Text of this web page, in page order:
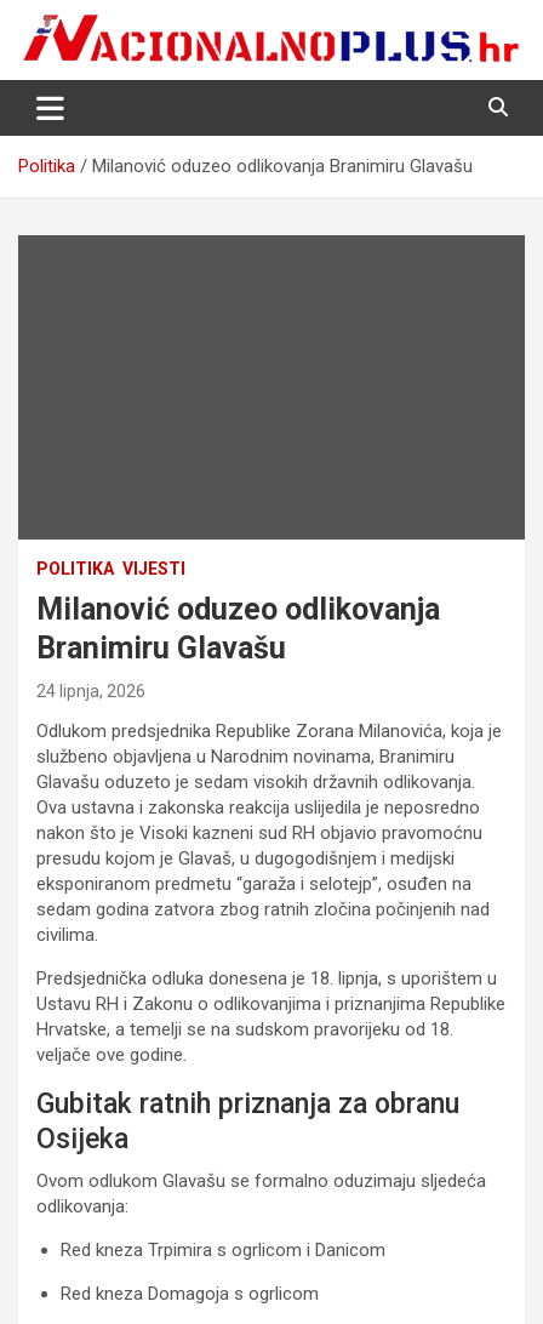
content
NacionalnoPlus.hr
Nacija želi znati više
Politika Milanović oduzeo odlikovanja Branimiru Glavašu
POLITIKA VIJESTI
Milanović oduzeo odlikovanja
Branimiru Glavašu
24 lipnja, 2026
Odlukom predsjednika Republike Zorana Milanovića, koja je
službeno objavljena u Narodnim novinama, Branimiru
Glavašu oduzeto je sedam visokih državnih odlikovanja.
Ova ustavna i zakonska reakcija uslijedila je neposredno
nakon što je Visoki kazneni sud RH objavio pravomoćnu
presudu kojom je Glavaš, u dugogodišnjem i medijski
eksponiranom predmetu “garaža i selotejp”, osuđen na
sedam godina zatvora zbog ratnih zločina počinjenih nad
civilima.
Predsjednička odluka donesena je 18. lipnja, s uporištem u
Ustavu RH i Zakonu o odlikovanjima i priznanjima Republike
Hrvatske, a temelji se na sudskom pravorijeku od 18.
veljače ove godine.
Gubitak ratnih priznanja za obranu
Osijeka
Ovom odlukom Glavašu se formalno oduzimaju sljedeća
odlikovanja:
Red kneza Trpimira s ogrlicom i Danicom
Red kneza Domagoja s ogrlicom